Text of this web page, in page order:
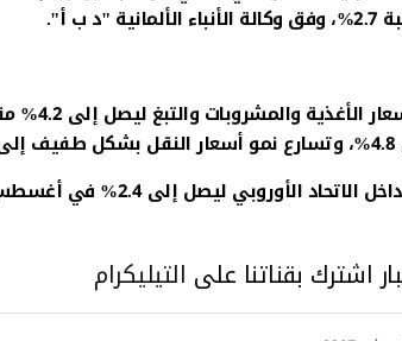
أ".
2.4% في أغسطس بالمقارنة مع 2.5% قبل شهر، مثلما كان متوقعًا.
اشترك بقناتنا على التيليكرام